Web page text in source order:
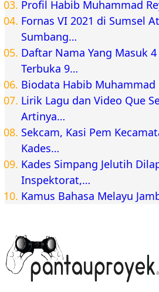
Profil Habib Muhammad
Fornas VI 2021 di Sumsel
Sumbang…
Daftar Nama Yang Masuk 4
Terbuka 9…
Biodata Habib Muhammad
Lirik Lagu dan Video Que
Artinya…
Sekcam, Kasi Pem
Kades…
Kades Simpang Jelutih
Inspektorat,…
Kamus Bahasa Melayu